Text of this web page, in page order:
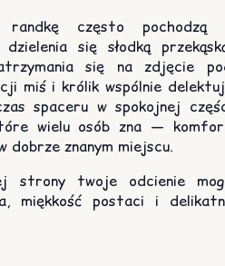
randkę często pochodzą
się słodką
się na zdjęcie
miś i królik wspólnie
spaceru w spokojnej
wielu osób zna —
dobrze znanym miejscu.
strony twoje odcienie
miękkość postaci i